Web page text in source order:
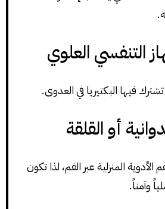
التنفسي العلوي
فيها البكتيريا في العدوى.
أو القلقة
المنزلية عبر الفم، لذا تكون
وآمناً.